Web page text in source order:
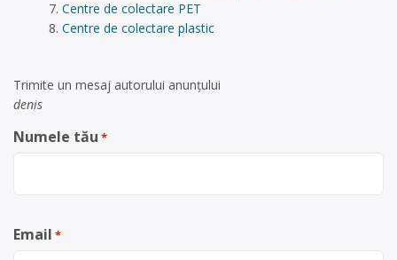
Centre de colectare PET
Centre de colectare plastic
Trimite un mesaj autorului anunţului
denis
Numele tău *
Email *